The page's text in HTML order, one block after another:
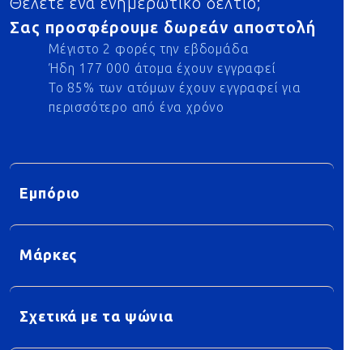
Σας προσφέρουμε δωρεάν αποστολή
Μέγιστο 2 φορές την εβδομάδα
Ήδη 177 000 άτομα έχουν εγγραφεί
Το 85% των ατόμων έχουν εγγραφεί για
περισσότερο από ένα χρόνο
Εμπόριο
Μάρκες
Σχετικά με τα ψώνια